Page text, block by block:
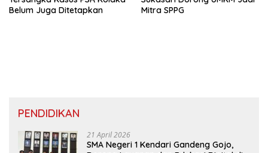
Belum Juga Ditetapkan
Mitra SPPG
PENDIDIKAN
21 April 2026
SMA Negeri 1 Kendari Gandeng Gojo,